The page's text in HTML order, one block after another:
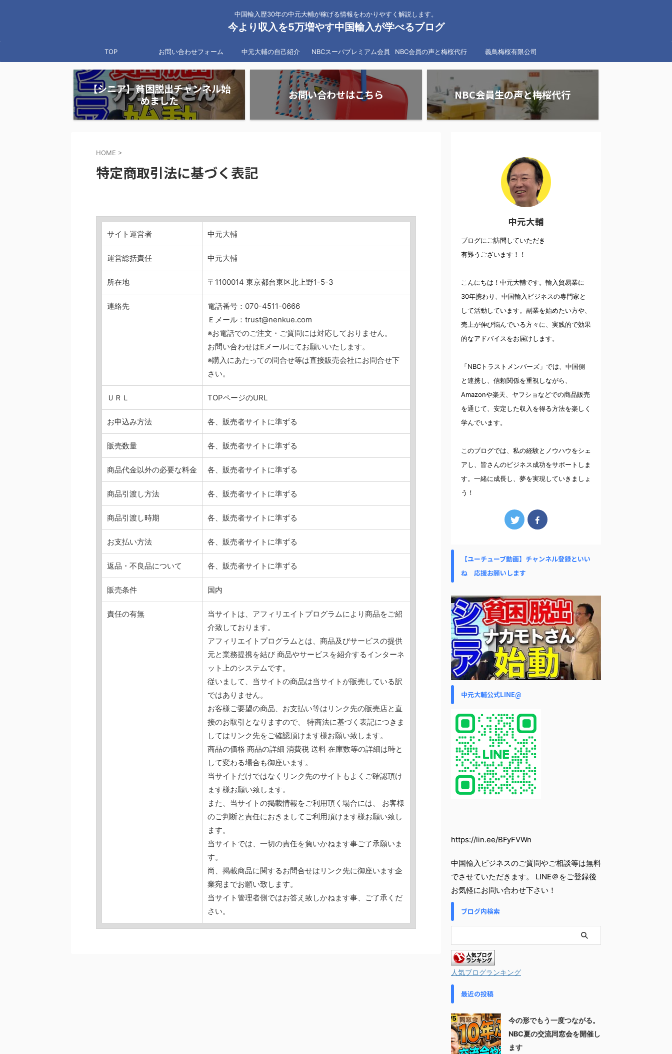
中国輸入歴30年の中元大輔が稼げる情報をわかりやすく解説します。
今より収入を5万増やす中国輸入が学べるブログ
TOP お問い合わせフォーム 中元大輔の自己紹介 NBCスーパプレミアム会員 NBC会員の声と梅桜代行 義鳥梅桜有限公司
【シニア】貧困脱出チャンネル始
めました
お問い合わせはこちら NBC会員生の声と梅桜代行
HOME >
特定商取引法に基づく表記
サイト運営者 中元大輔
運営総括責任 中元大輔
所在地 〒1100014 東京都台東区北上野1-5-3
連絡先
電話番号：070-4511-0666
Ｅメール：trust@nenkue.com
※お電話でのご注文・ご質問には対応しておりません。
お問い合わせはEメールにてお願いいたします。
※購入にあたっての問合せ等は直接販売会社にお問合せ下
さい。
ＵＲＬ TOPページのURL
お申込み方法 各、販売者サイトに準ずる
販売数量 各、販売者サイトに準ずる
商品代金以外の必要な料金 各、販売者サイトに準ずる
商品引渡し方法 各、販売者サイトに準ずる
商品引渡し時期 各、販売者サイトに準ずる
お支払い方法 各、販売者サイトに準ずる
返品・不良品について 各、販売者サイトに準ずる
販売条件 国内
責任の有無
当サイトは、アフィリエイトプログラムにより商品をご紹
介致しております。
アフィリエイトプログラムとは、商品及びサービスの提供
元と業務提携を結び 商品やサービスを紹介するインターネ
ット上のシステムです。
従いまして、当サイトの商品は当サイトが販売している訳
ではありません。
お客様ご要望の商品、お支払い等はリンク先の販売店と直
接のお取引となりますので、 特商法に基づく表記につきま
してはリンク先をご確認頂けます様お願い致します。
商品の価格 商品の詳細 消費税 送料 在庫数等の詳細は時と
して変わる場合も御座います。
当サイトだけではなくリンク先のサイトもよくご確認頂け
ます様お願い致します。
また、当サイトの掲載情報をご利用頂く場合には、 お客様
のご判断と責任におきましてご利用頂けます様お願い致し
ます。
当サイトでは、一切の責任を負いかねます事ご了承願いま
す。
尚、掲載商品に関するお問合せはリンク先に御座います企
業宛までお願い致します。
当サイト管理者側ではお答え致しかねます事、ご了承くだ
さい。
中元大輔
ブログにご訪問していただき
有難うございます！！
こんにちは！中元大輔です。輸入貿易業に
30年携わり、中国輸入ビジネスの専門家と
して活動しています。副業を始めたい方や、
売上が伸び悩んでいる方々に、実践的で効果
的なアドバイスをお届けします。
「NBCトラストメンバーズ」では、中国側
と連携し、信頼関係を重視しながら、
Amazonや楽天、ヤフショなどでの商品販売
を通じて、安定した収入を得る方法を楽しく
学んでいます。
このブログでは、私の経験とノウハウをシェ
アし、皆さんのビジネス成功をサポートしま
す。一緒に成長し、夢を実現していきましょ
う！
【ユーチューブ動画】チャンネル登録といい
ね 応援お願いします
中元大輔公式LINE@
https://lin.ee/BFyFVWn
中国輸入ビジネスのご質問やご相談等は無料
でさせていただきます。 LINE＠をご登録後
お気軽にお問い合わせ下さい！
ブログ内検索
人気ブログランキング
最近の投稿
今の形でもう一度つながる。
NBC夏の交流同窓会を開催し
ます